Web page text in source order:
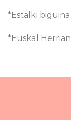
*Estalki biguina
*Euskal